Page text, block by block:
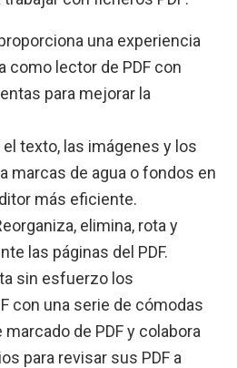
una experiencia
como lector de PDF con
para mejorar la
el texto, las imágenes y los
marcas de agua o fondos en
más eficiente.
elimina, rota y
las páginas del PDF.
sin esfuerzo los
con una serie de cómodas
de PDF y colabora
para revisar sus PDF a